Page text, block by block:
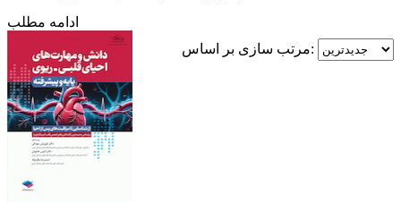
ادامه مطلب
مرتب سازی بر اساس: